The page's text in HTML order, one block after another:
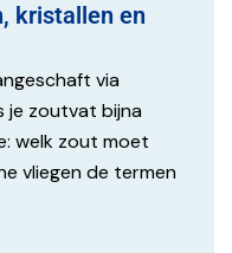
kristallen en
via
je zoutvat bijna
welk zout moet
vliegen de termen